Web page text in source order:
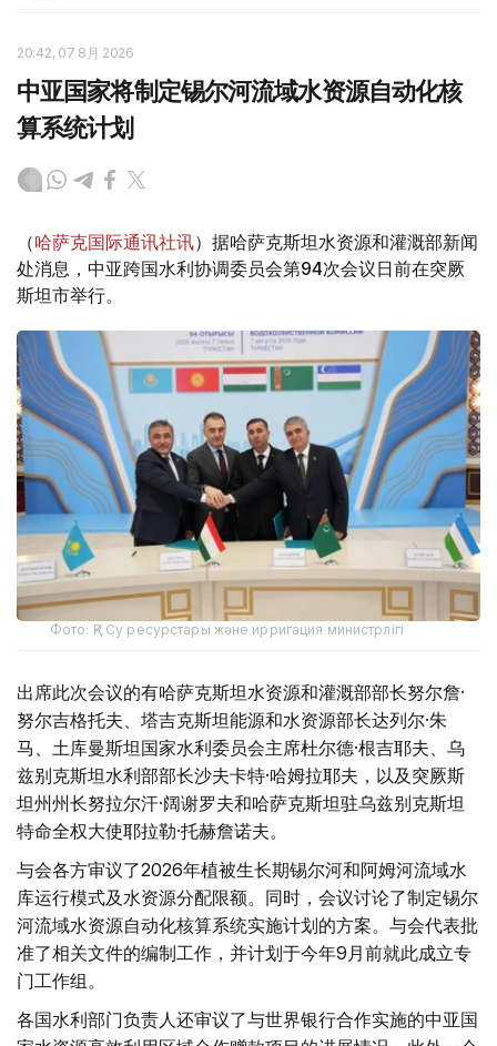
20:42, 07 8月 2026
中亚国家将制定锡尔河流域水资源自动化核
算系统计划
（哈萨克国际通讯社讯）据哈萨克斯坦水资源和灌溉部新闻
处消息，中亚跨国水利协调委员会第94次会议日前在突厥
斯坦市举行。
Фото: ҚР Су ресурстары және ирригация министрлігі
出席此次会议的有哈萨克斯坦水资源和灌溉部部长努尔詹·
努尔吉格托夫、塔吉克斯坦能源和水资源部长达列尔·朱
马、土库曼斯坦国家水利委员会主席杜尔德·根吉耶夫、乌
兹别克斯坦水利部部长沙夫卡特·哈姆拉耶夫，以及突厥斯
坦州州长努拉尔汗·阔谢罗夫和哈萨克斯坦驻乌兹别克斯坦
特命全权大使耶拉勒·托赫詹诺夫。
与会各方审议了2026年植被生长期锡尔河和阿姆河流域水
库运行模式及水资源分配限额。同时，会议讨论了制定锡尔
河流域水资源自动化核算系统实施计划的方案。与会代表批
准了相关文件的编制工作，并计划于今年9月前就此成立专
门工作组。
各国水利部门负责人还审议了与世界银行合作实施的中亚国